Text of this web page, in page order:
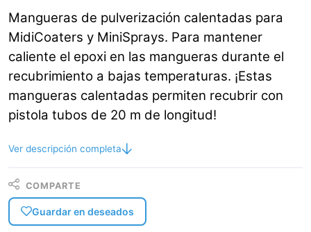
Mangueras de pulverización calentadas para
MidiCoaters y MiniSprays. Para mantener
caliente el epoxi en las mangueras durante el
recubrimiento a bajas temperaturas. ¡Estas
mangueras calentadas permiten recubrir con
pistola tubos de 20 m de longitud!
Ver descripción completa
COMPARTE
Guardar en deseados